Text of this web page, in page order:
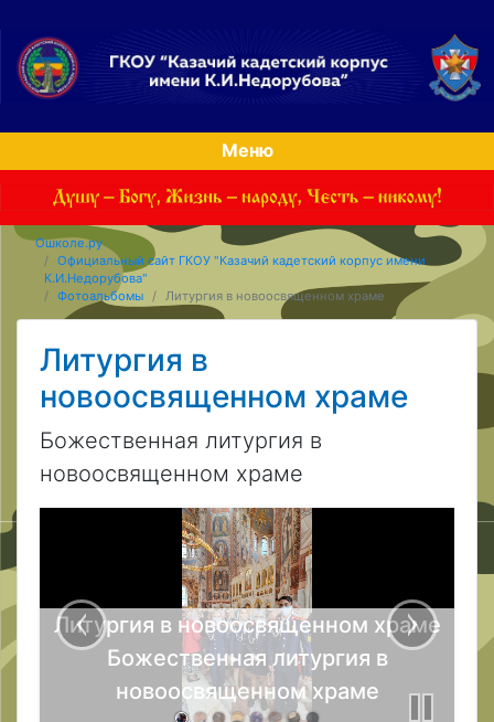
Меню
Ошколе.ру
Официальный сайт ГКОУ "Казачий кадетский корпус имени
К.И.Недорубова"
Фотоальбомы
Литургия в новоосвященном храме
Литургия в
новоосвященном храме
Божественная литургия в
новоосвященном храме
Литургия в новоосвященном храме
Божественная литургия в
новоосвященном храме